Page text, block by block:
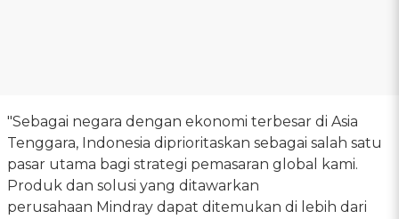
"Sebagai negara dengan ekonomi terbesar di Asia
Tenggara, Indonesia diprioritaskan sebagai salah satu
pasar utama bagi strategi pemasaran global kami.
Produk dan solusi yang ditawarkan
perusahaan Mindray dapat ditemukan di lebih dari